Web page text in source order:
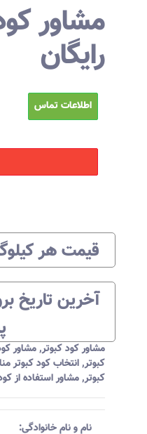
مشاور
رایگان
اطلاعات تماس
قیمت هر
آخرین تاریخ
مشاور کود کبوتر,مشاور
کبوتر,انتخاب کود کبوتر
کبوتر,مشاور استفاده از
نام و نام خانوادگی:‌